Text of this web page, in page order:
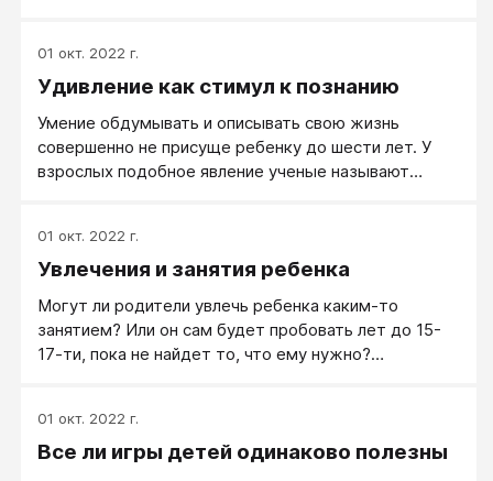
отвечать по научному точно и доступно, как бы вы
заняты ни были. Более того, нужно похвалить за
если вы будете, с пониманием относясь к незнанию
ребенка, побуждать его самостоятельно находить
ответы на вопросы в словарях, справочниках,
01 окт. 2022 г.
Удивление как стимул к познанию
Умение обдумывать и описывать свою жизнь
совершенно не присуще ребенку до шести лет. У
взрослых подобное явление ученые называют
последние годы психологи научились развивать у
людей рефлексивное сознание. Успеха можно
шести лет - времени, когда ребенок переживает
период так называемой детской вопросительности,
то есть способен заметить некое противоречивое
вопрос.
01 окт. 2022 г.
Увлечения и занятия ребенка
Могут ли родители увлечь ребенка каким-то
занятием? Или он сам будет пробовать лет до 15-
17-ти, пока не найдет то, что ему нужно?
стороны взрослых? Эти вопросы задают себе
практически все родители.
01 окт. 2022 г.
Все ли игры детей одинаково полезны